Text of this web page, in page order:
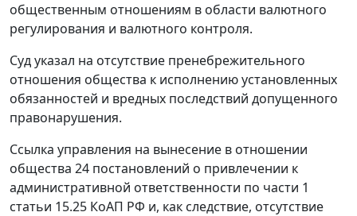
общественным отношениям в области валютного
регулирования и валютного контроля.
Суд указал на отсутствие пренебрежительного
отношения общества к исполнению установленных
обязанностей и вредных последствий допущенного
правонарушения.
Ссылка управления на вынесение в отношении
общества 24 постановлений о привлечении к
административной ответственности по части 1
статьи 15.25 КоАП РФ и, как следствие, отсутствие